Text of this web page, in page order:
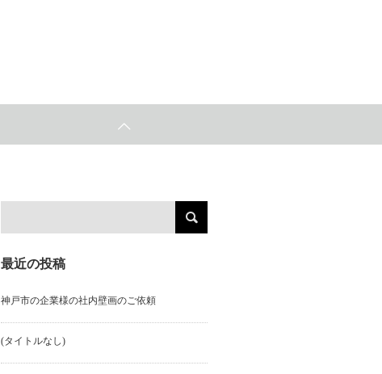
最近の投稿
神戸市の企業様の社内壁画のご依頼
(タイトルなし)